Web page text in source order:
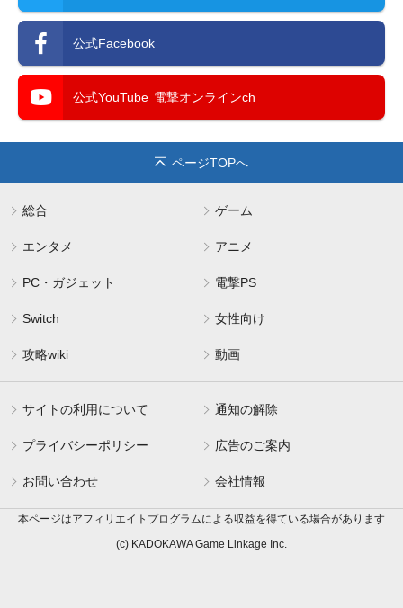
公式Facebook
公式YouTube 電撃オンラインch
ページTOPへ
総合 ゲーム
エンタメ アニメ
PC・ガジェット 電撃PS
Switch 女性向け
攻略wiki 動画
サイトの利用について 通知の解除
プライバシーポリシー 広告のご案内
お問い合わせ 会社情報
本ページはアフィリエイトプログラムによる収益を得ている場合があります
(c) KADOKAWA Game Linkage Inc.